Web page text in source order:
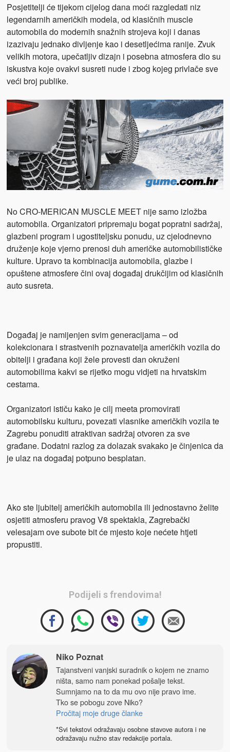
Posjetitelji će tijekom cijelog dana moći razgledati niz
legendarnih američkih modela, od klasičnih muscle
automobila do modernih snažnih strojeva koji i danas
izazivaju jednako divljenje kao i desetljećima ranije. Zvuk
velikih motora, upečatljiv dizajn i posebna atmosfera dio su
iskustva koje ovakvi susreti nude i zbog kojeg privlače sve
veći broj publike.
No CRO-MERICAN MUSCLE MEET nije samo izložba
automobila. Organizatori pripremaju bogat popratni sadržaj,
glazbeni program i ugostiteljsku ponudu, uz cjelodnevno
druženje koje vjerno prenosi duh američke automobilističke
kulture. Upravo ta kombinacija automobila, glazbe i
opuštene atmosfere čini ovaj događaj drukčijim od klasičnih
auto susreta.
Događaj je namijenjen svim generacijama – od
kolekcionara i strastvenih poznavatelja američkih vozila do
obitelji i građana koji žele provesti dan okruženi
automobilima kakvi se rijetko mogu vidjeti na hrvatskim
cestama.
Organizatori ističu kako je cilj meeta promovirati
automobilsku kulturu, povezati vlasnike američkih vozila te
Zagrebu ponuditi atraktivan sadržaj otvoren za sve
građane. Dodatni razlog za dolazak svakako je činjenica da
je ulaz na događaj potpuno besplatan.
Ako ste ljubitelj američkih automobila ili jednostavno želite
osjetiti atmosferu pravog V8 spektakla, Zagrebački
velesajam ove subote bit će mjesto koje nećete htjeti
propustiti.
Podijeli s frendovima!
Niko Poznat
Tajanstveni vanjski suradnik o kojem ne znamo
ništa, samo nam ponekad pošalje tekst.
Sumnjamo na to da mu ovo nije pravo ime.
Tko se pobogu zove Niko?
Pročitaj moje druge članke
*Svi tekstovi odražavaju osobne stavove autora i ne
odražavaju nužno stav redakcije portala.